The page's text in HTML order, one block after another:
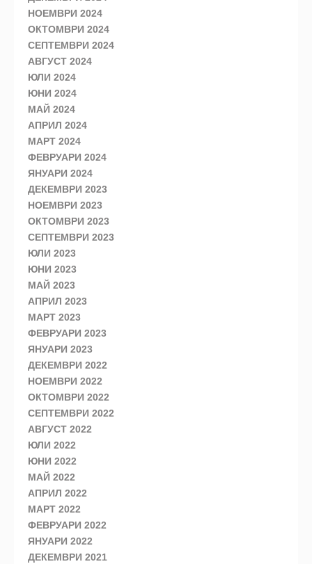
НОЕМВРИ 2024
ОКТОМВРИ 2024
СЕПТЕМВРИ 2024
АВГУСТ 2024
ЮЛИ 2024
ЮНИ 2024
МАЙ 2024
АПРИЛ 2024
МАРТ 2024
ФЕВРУАРИ 2024
ЯНУАРИ 2024
ДЕКЕМВРИ 2023
НОЕМВРИ 2023
ОКТОМВРИ 2023
СЕПТЕМВРИ 2023
ЮЛИ 2023
ЮНИ 2023
МАЙ 2023
АПРИЛ 2023
МАРТ 2023
ФЕВРУАРИ 2023
ЯНУАРИ 2023
ДЕКЕМВРИ 2022
НОЕМВРИ 2022
ОКТОМВРИ 2022
СЕПТЕМВРИ 2022
АВГУСТ 2022
ЮЛИ 2022
ЮНИ 2022
МАЙ 2022
АПРИЛ 2022
МАРТ 2022
ФЕВРУАРИ 2022
ЯНУАРИ 2022
ДЕКЕМВРИ 2021